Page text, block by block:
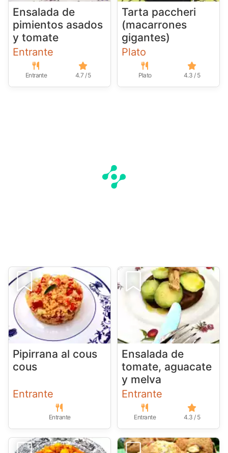
Ensalada de
pimientos asados
y tomate
Entrante
Entrante 4.7 / 5
Tarta paccheri
(macarrones
gigantes)
Plato
Plato 4.3 / 5
Pipirrana al cous
cous
Entrante
Entrante
Ensalada de
tomate, aguacate
y melva
Entrante
Entrante 4.3 / 5